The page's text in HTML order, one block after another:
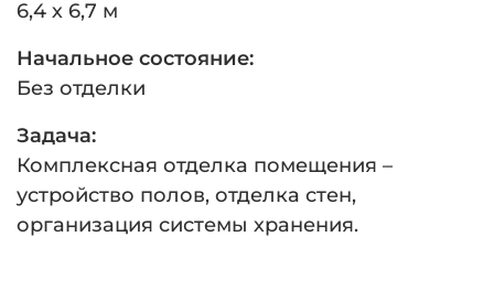
6,4 х 6,7 м
Начальное состояние:
Без отделки
Задача:
Комплексная отделка помещения –
устройство полов, отделка стен,
организация системы хранения.